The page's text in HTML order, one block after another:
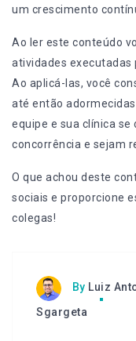
um crescimento
Ao ler este conteúdo
atividades executadas
Ao aplicá-las, você
até então
equipe e sua clínica
concorrência e sejam
O que achou deste
sociais e proporcione
colegas!
By Luiz
Sgargeta